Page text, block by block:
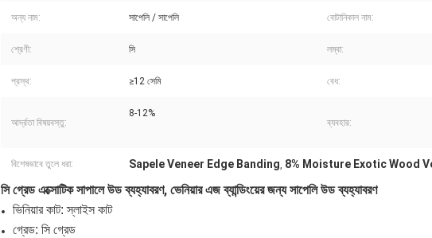
অন্য নাম: সাপেলি / সাপেলি বোটানিকাল নাম:
শ্রেণী: সি লম্বা:
প্রস্থ: ≥12 সেমি বেধ:
আর্দ্রতা বিষয়বস্তু:
8-12%
ব্যবহার:
বিশেষভাবে তুলে ধরা: Sapele Veneer Edge Banding, 8% Moisture Exotic Wood
সি গ্রেড এক্সোটিক সাপালে উড ব্যহ্যাবরণ, ভেনিয়ার এজ ব্যান্ডিংয়ের জন্য সাপেলি উড ব্যহ্যাবরণ
ভিনিয়ার কাট: স্লাইস কাট
গ্রেড: সি গ্রেড